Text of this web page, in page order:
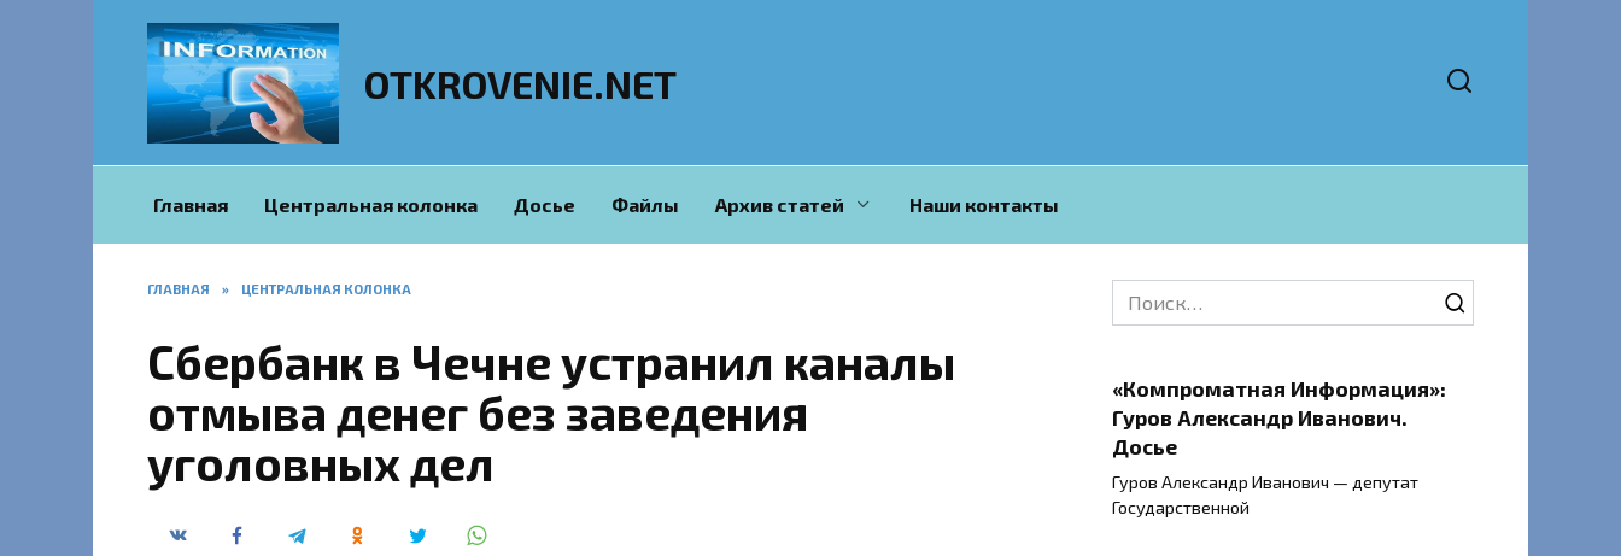
OTKROVENIE.NET
Главная Центральная колонка Досье Файлы Архив статей Наши контакты
ГЛАВНАЯ » ЦЕНТРАЛЬНАЯ КОЛОНКА
Сбербанк в Чечне устранил каналы
отмыва денег без заведения
уголовных дел
Search
for:
«Компроматная Информация»:
Гуров Александр Иванович.
Досье
Гуров Александр Иванович — депутат
Государственной